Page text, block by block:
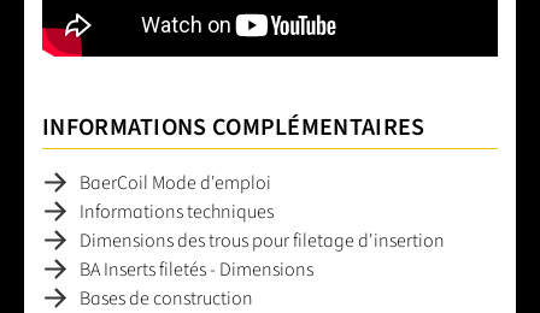
INFORMATIONS COMPLÉMENTAIRES
BaerCoil Mode d'emploi
Informations techniques
Dimensions des trous pour filetage d'insertion
BA Inserts filetés - Dimensions
Bases de construction